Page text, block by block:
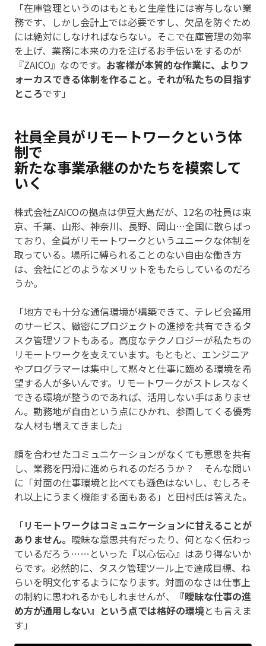
「在庫管理というのはもともと生産性には寄与しない業
務です、しかし会計上では必要ですし、欠品を防ぐため
には絶対にしなければならない。そこで在庫管理の効率
を上げ、業務に本来の力を注げるお手伝いをするのが
『ZAICO』なのです。 お客様が本質的な作業に、よりフ
ォーカスできる体制を作ること。それが私たちの目指す
ところです」
社員全員がリモートワークという体
制で
新たな事業承継のかたちを模索して
いく
株式会社ZAICOの拠点は伊豆大島だが、12名の社員は東
京、千葉、山形、神奈川、長野、岡山…全国に散らばっ
ており、全員がリモートワークというユニークな体制を
取っている。場所に縛られることのない自由な働き方
は、会社にどのようなメリットをもたらしているのだろ
うか。
「地方でも十分な通信環境が構築できて、テレビ会議用
のサービス、緻密にプロジェクトの進捗を共有できるタ
スク管理ソフトもある。高度なテクノロジーが私たちの
リモートワークを支えています。もともと、エンジニア
やプログラマーは集中して黙々と仕事に臨める環境を希
望する人が多いんです。リモートワークがストレスなく
できる環境が整うのであれば、活用しない手はありませ
ん。勤務地が自由という点にひかれ、参画してくる優秀
な人材も増えてきました」
顔を合わせたコミュニケーションがなくても意思を共有
し、業務を円滑に進められるのだろうか？ そんな問い
に「対面の仕事環境と比べても遜色はないし、むしろそ
れ以上にうまく機能する面もある」と田村氏は答えた。
「リモートワークはコミュニケーションに甘えることが
ありません。 曖昧な意思共有だったり、何となく伝わっ
ているだろう……といった『以心伝心』はあり得ないか
らです。必然的に、タスク管理ツール上で達成目標、ね
らいを明文化するようになります。対面のなさは仕事上
の制約に思われるかもしれませんが、
『曖昧な仕事の進
め方が通用しない』という点では格好の環境とも言えま
す」